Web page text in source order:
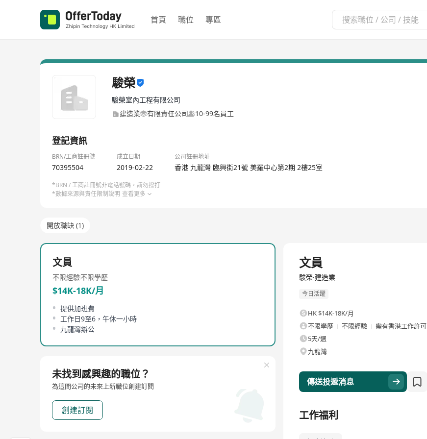
首頁 職位 專區
駿榮
駿榮室內工程有限公司
建造業
有限責任公司 10-99名員工
登記資訊
BRN/工商註冊號 成立日期 公司註冊地址
70395504 2019-02-22 香港 九龍灣 臨興街21號 美羅中心第2期 2樓25室
*BRN / 工商註冊號非電話號碼，請勿撥打
*數據來源與責任限制說明 查看更多
開放職缺 (1)
文員
不限經驗不限學歷
$14K-18K/月
提供加班費
工作日9至6，午休一小時
九龍灣辦公
未找到感興趣的職位？
為這間公司的未來上新職位創建訂閱
創建訂閱
文員
駿榮·建造業
今日活躍
HK $14K-18K/月
不限學歷
不限經驗
需有香港工作許可
5天/週
九龍灣
傳送投遞消息
工作福利